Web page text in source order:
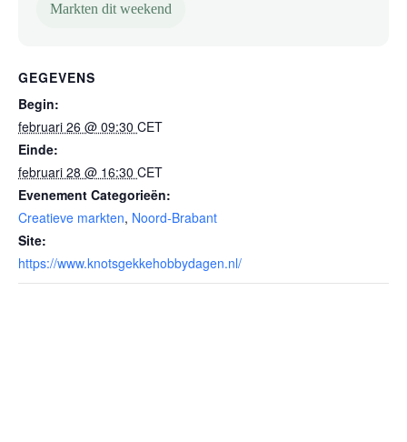
Markten dit weekend
GEGEVENS
Begin:
februari 26 @ 09:30 CET
Einde:
februari 28 @ 16:30 CET
Evenement Categorieën:
Creatieve markten, Noord-Brabant
Site:
https://www.knotsgekkehobbydagen.nl/